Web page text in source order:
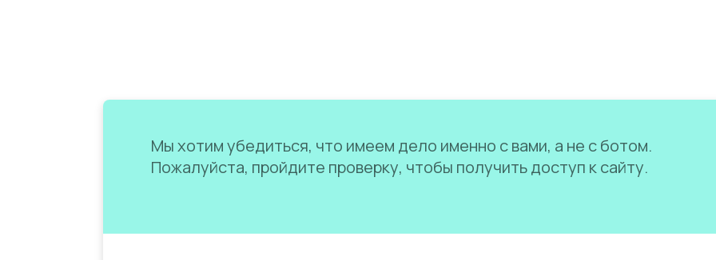
Мы хотим убедиться, что имеем дело именно с вами, а не с ботом.
Пожалуйста, пройдите проверку, чтобы получить доступ к сайту.